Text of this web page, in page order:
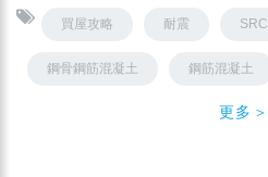
買屋攻略 耐震 SRC
鋼骨鋼筋混凝土 鋼筋混凝土
更多＞